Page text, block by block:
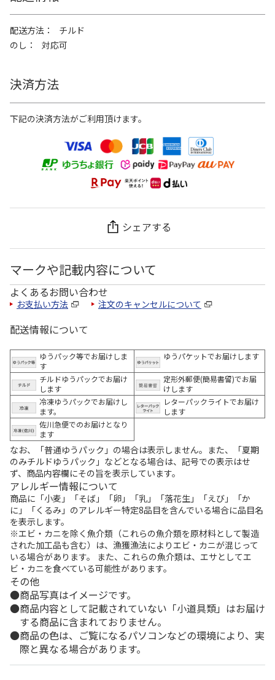
配送方法
チルド
のし
対応可
決済方法
下記の決済方法がご利用頂けます。
シェアする
マークや記載内容について
よくあるお問い合わせ
お支払い方法 注文のキャンセルについて
配送情報について
ゆうパック等でお届けしま
す
ゆうパケットでお届けします
チルドゆうパックでお届け
します
定形外郵便(簡易書留)でお届
けします
冷凍ゆうパックでお届けし
ます。
レターパックライトでお届け
します
佐川急便でのお届けとなり
ます
なお、「普通ゆうパック」の場合は表示しません。また、「夏期
のみチルドゆうパック」などとなる場合は、記号での表示はせ
ず、商品内容欄にその旨を表示しています。
アレルギー情報について
商品に「小麦」「そば」「卵」「乳」「落花生」「えび」「か
に」「くるみ」のアレルギー特定8品目を含んでいる場合に品目名
を表示します。
※エビ・カニを除く魚介類（これらの魚介類を原材料として製造
された加工品も含む）は、漁獲漁法によりエビ・カニが混じって
いる場合があります。 また、これらの魚介類は、エサとしてエ
ビ・カニを食べている可能性があります。
その他
商品写真はイメージです。
商品内容として記載されていない「小道具類」はお届け
する商品に含まれておりません。
商品の色は、ご覧になるパソコンなどの環境により、実
際と異なる場合があります。